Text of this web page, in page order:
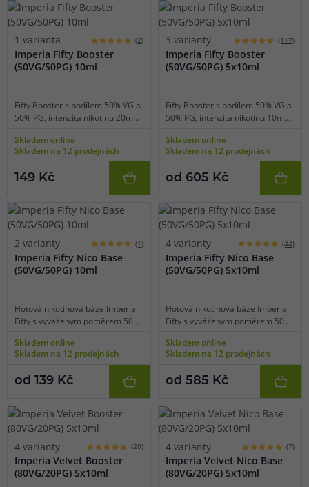
1 varianta (2)
Imperia Fifty Booster
(50VG/50PG) 10ml
Fifty Booster s podílem 50% VG a
50% PG, intenzita nikotinu 20mg
s obsahem nikotinu, která je
vhodná pro domácí výrobu e-
klasickou beznikotinovou bází,
požadované koncentrace
výsledného e-liquidu.
Skladem online
Skladem na 12 prodejnách
149 Kč
3 varianty (117)
Imperia Fifty Booster
(50VG/50PG) 5x10ml
Fifty Booster s podílem 50% VG a
50% PG, intenzita nikotinu 10mg,
5x10ml. Neochucená báze s
obsahem nikotinu, která je
liquidů. Booster stačí smíchat s
díky čemuž dosáhnete
požadované koncentrace
výsledného e-liquidu.
Skladem online
Skladem na 12 prodejnách
od 605 Kč
2 varianty (1)
Imperia Fifty Nico Base
(50VG/50PG) 10ml
Hotová nikotinová báze Imperia
Fifty s vyváženým poměrem 50%
většinu e-cigaret na klasické
kouření stylem pusa-plíce (MTL
libovonou příchutí, popř. ji ředit
Skladem online
Skladem na 12 prodejnách
od 139 Kč
4 varianty (44)
Imperia Fifty Nico Base
(50VG/50PG) 5x10ml
Hotová nikotinová báze Imperia
Fifty s vyváženým poměrem 50%
většinu e-cigaret na klasické
kouření stylem pusa-plíce (MTL
libovonou příchutí, popř. ji ředit
Skladem online
Skladem na 12 prodejnách
od 585 Kč
4 varianty (20)
Imperia Velvet Booster
(80VG/20PG) 5x10ml
4 varianty (7)
Imperia Velvet Nico Base
(80VG/20PG) 5x10ml